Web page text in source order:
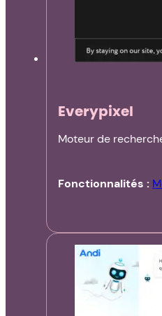
Everypixel
Moteur de
Fonctionnalités :